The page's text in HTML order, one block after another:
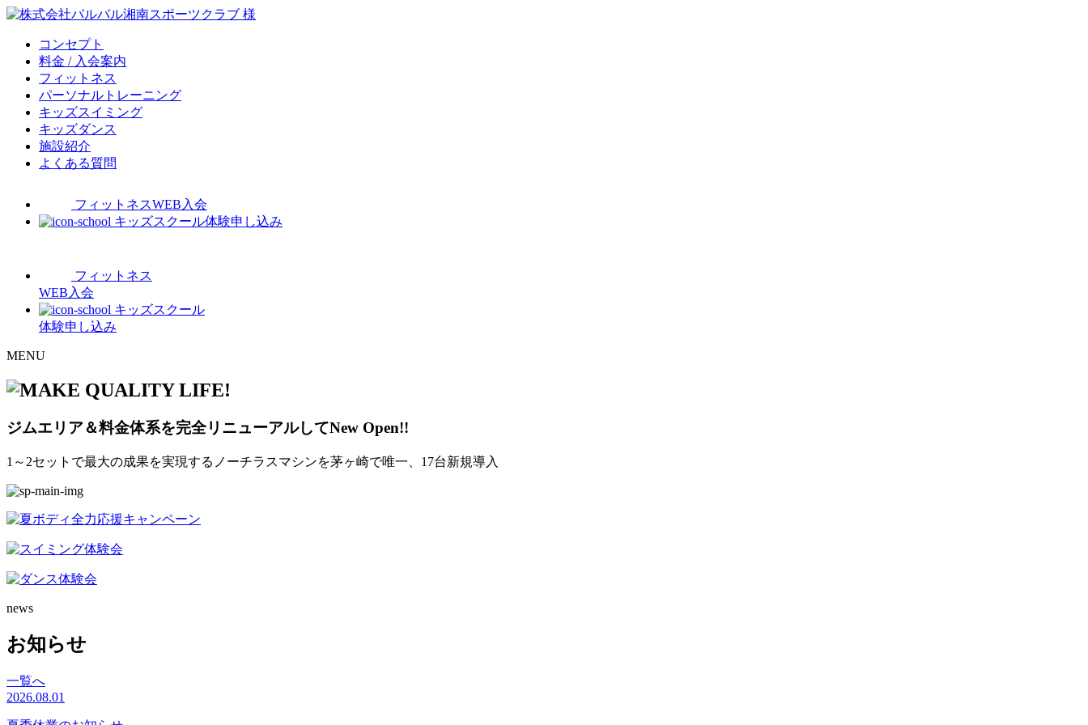
コンセプト
料金 / 入会案内
フィットネス
パーソナルトレーニング
キッズスイミング
キッズダンス
施設紹介
よくある質問
フィットネスWEB入会
キッズスクール体験申し込み
フィットネス
WEB入会
キッズスクール
体験申し込み
MENU
ジムエリア＆料金体系を完全リニューアルしてNew Open!!
1～2セットで最大の成果を実現するノーチラスマシンを茅ヶ崎で唯一、17台新規導入
news
お知らせ
一覧へ
2026.08.01